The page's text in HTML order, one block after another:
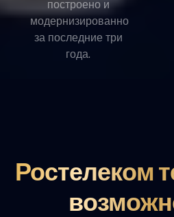
построено и
модернизированно
за последние три
года.
Ростелеком